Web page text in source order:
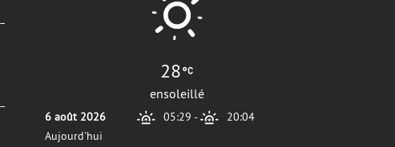
28
ensoleillé
6 août 2026
Aujourd'hui
05:29 - 20:04